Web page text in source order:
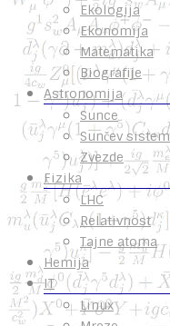
Ekologija
Ekonomija
Matematika
Biografije
Astronomija
Sunce
Sunčev sistem
Zvezde
Fizika
LHC
Relativnost
Tajne atoma
Hemija
IT
Linux